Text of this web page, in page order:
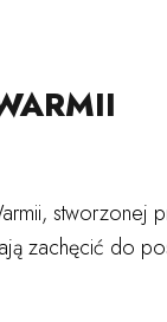
stworzonej
zachęcić do